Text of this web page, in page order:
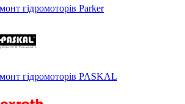
гідромоторів Parker
гідромоторів PASKAL